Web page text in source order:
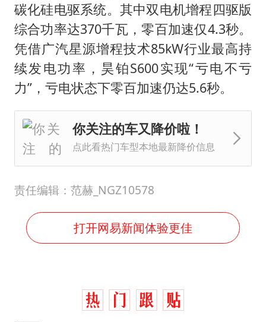
碳化硅电驱系统。其中双电机增程四驱版
综合功率达370千瓦，零百加速仅4.3秒。
凭借广汽星源增程技术85kW行业最高持
续发电功率，昊铂S600实现“亏电不亏
力”，亏电状态下零百加速仍达5.6秒。
你关注的车又降价啦！
点此看热门车型本地最新降价信息
责任编辑：范赫_NGZ10578
打开网易新闻体验更佳